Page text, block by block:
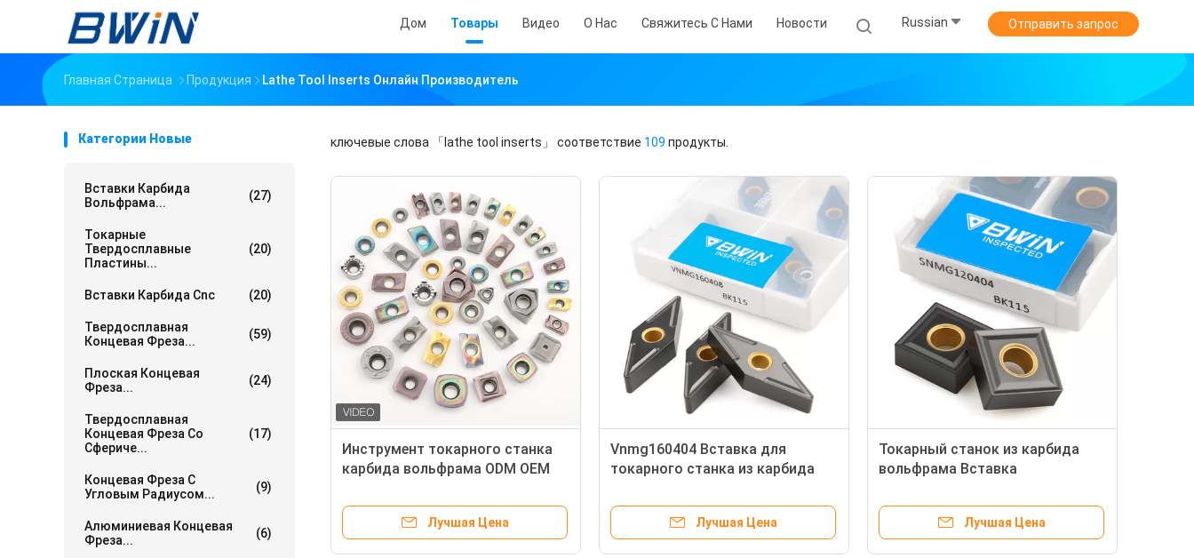
Дом Товары Видео О Нас Свяжитесь С Нами Новости Russian Отправить запрос
Главная Страница Продукция Lathe Tool Inserts Онлайн Производитель
Категории Новые
Вставки Карбида
Вольфрама...
(27)
Токарные
Твердосплавные
Пластины...
(20)
Вставки Карбида Cnc (20)
Твердосплавная
Концевая Фреза...
(59)
Плоская Концевая
Фреза...
(24)
Твердосплавная
Концевая Фреза Со
Сфериче...
(17)
Концевая Фреза С
Угловым Радиусом...
(9)
Алюминиевая Концевая
Фреза...
(6)
ключевые слова 「lathe tool inserts」 соответствие 109 продукты.
Инструмент токарного станка
карбида вольфрама ODM OEM
токарного станка CNC
Лучшая Цена
Vnmg160404 Вставка для
токарного станка из карбида
покрытием
Лучшая Цена
Токарный станок из карбида
вольфрама Вставка
Вставки Snmg120412 120404
Лучшая Цена